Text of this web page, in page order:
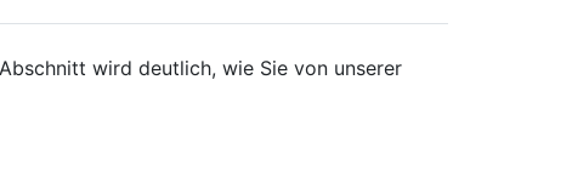
wird deutlich, wie Sie von unserer